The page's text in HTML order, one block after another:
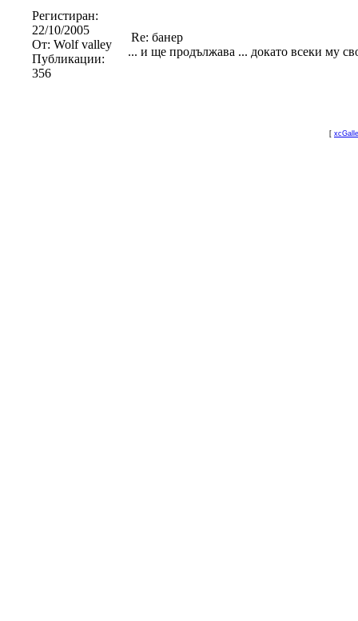
Регистиран:
22/10/2005
От: Wolf valley
Публикации:
356
Re: банер
... и ще продължава ... докато всеки му
[